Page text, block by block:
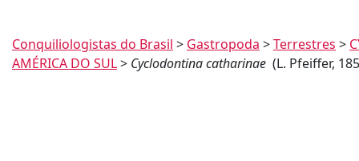
Conquiliologistas do Brasil > Gastropoda >Terrestres >
AMÉRICA DO SUL> Cyclodontina catharinae (L. Pfeiffer,